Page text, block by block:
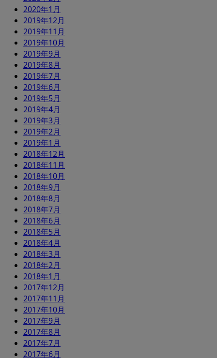
2020年1月
2019年12月
2019年11月
2019年10月
2019年9月
2019年8月
2019年7月
2019年6月
2019年5月
2019年4月
2019年3月
2019年2月
2019年1月
2018年12月
2018年11月
2018年10月
2018年9月
2018年8月
2018年7月
2018年6月
2018年5月
2018年4月
2018年3月
2018年2月
2018年1月
2017年12月
2017年11月
2017年10月
2017年9月
2017年8月
2017年7月
2017年6月